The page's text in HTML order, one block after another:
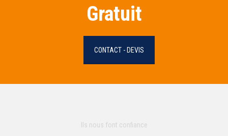
Gratuit
CONTACT - DEVIS
Ils nous font confiance